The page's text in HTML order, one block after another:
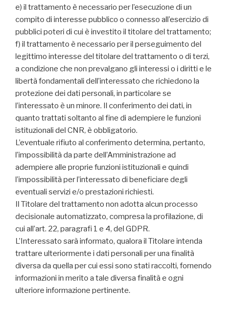
e) il trattamento è necessario per l’esecuzione di un
compito di interesse pubblico o connesso all’esercizio di
pubblici poteri di cui è investito il titolare del trattamento;
f) il trattamento è necessario per il perseguimento del
legittimo interesse del titolare del trattamento o di terzi,
a condizione che non prevalgano gli interessi o i diritti e le
libertà fondamentali dell’interessato che richiedono la
protezione dei dati personali, in particolare se
l’interessato è un minore. Il conferimento dei dati, in
quanto trattati soltanto al fine di adempiere le funzioni
istituzionali del CNR, è obbligatorio.
L’eventuale rifiuto al conferimento determina, pertanto,
l’impossibilità da parte dell’Amministrazione ad
adempiere alle proprie funzioni istituzionali e quindi
l’impossibilità per l’interessato di beneficiare degli
eventuali servizi e/o prestazioni richiesti.
Il Titolare del trattamento non adotta alcun processo
decisionale automatizzato, compresa la profilazione, di
cui all’art. 22, paragrafi 1 e 4, del GDPR.
L’Interessato sarà informato, qualora il Titolare intenda
trattare ulteriormente i dati personali per una finalità
diversa da quella per cui essi sono stati raccolti, fornendo
informazioni in merito a tale diversa finalità e ogni
ulteriore informazione pertinente.